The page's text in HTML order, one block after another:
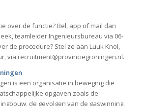
over de functie? Bel, app of mail dan
teamleider Ingenieursbureau via 06-
de procedure? Stel ze aan Luuk Knol,
via recruitment@provinciegroningen.nl.
is een organisatie in beweging die
opgaven zoals de
de gevolgen van de gaswinning,